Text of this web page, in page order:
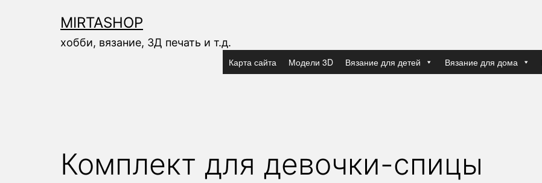
содержимому
MIRTASHOP
хобби, вязание, 3Д печать и т.д.
Карта сайта Модели 3D Вязание для детей Вязание для дома
Комплект для девочки-спицы